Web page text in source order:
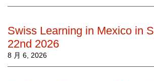
Swiss Learning in Mexico in
22nd 2026
8 月 6, 2026